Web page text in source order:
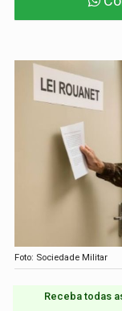
Foto: Sociedade Militar
Receba todas